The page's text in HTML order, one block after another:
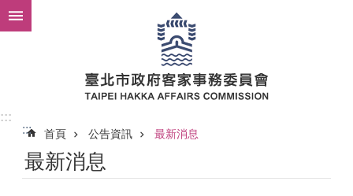
跳到主要內容區塊
:::
:::
首頁 公告資訊 最新消息
最新消息